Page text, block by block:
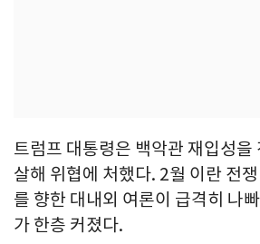
트럼프 대통령은 백악관 재입성을
살해 위협에 처했다. 2월 이란 전
를 향한 대내외 여론이 급격히 나
가 한층 커졌다.